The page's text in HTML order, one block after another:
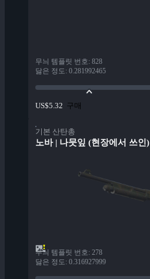
무늬 템플릿 번호: 828
닳은 정도: 0.281992465
US$5.32 구매
기본 산탄총
노바 | 나뭇잎 (현장에서 쓰인)
무늬 템플릿 번호: 278
닳은 정도: 0.316927999